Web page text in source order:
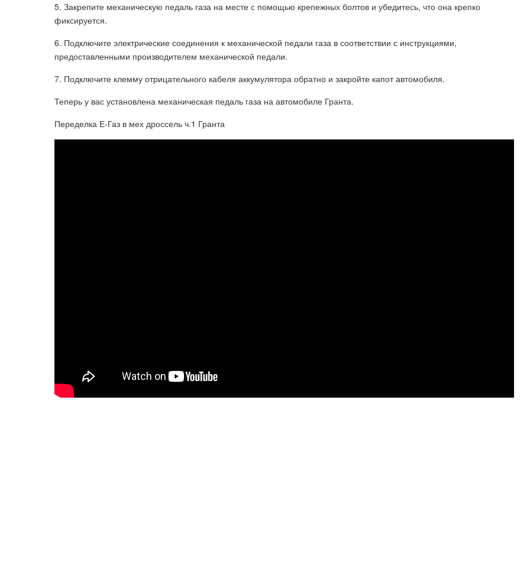
5. Закрепите механическую педаль газа на месте с помощью крепежных болтов и убедитесь, что она крепко
фиксируется.
6. Подключите электрические соединения к механической педали газа в соответствии с инструкциями,
предоставленными производителем механической педали.
7. Подключите клемму отрицательного кабеля аккумулятора обратно и закройте капот автомобиля.
Теперь у вас установлена механическая педаль газа на автомобиле Гранта.
Переделка Е-Газ в мех дроссель ч.1 Гранта